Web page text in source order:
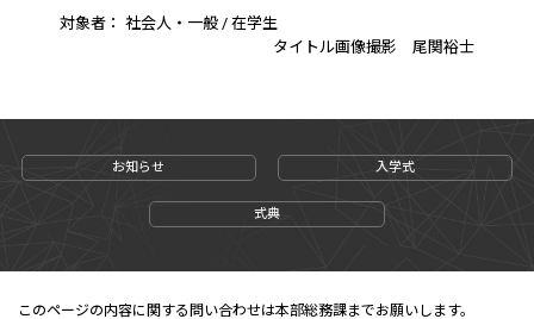
対象者： 社会人・一般 / 在学生
タイトル画像撮影 尾関裕士
お知らせ 入学式
式典
このページの内容に関する問い合わせは本部総務課までお願いします。